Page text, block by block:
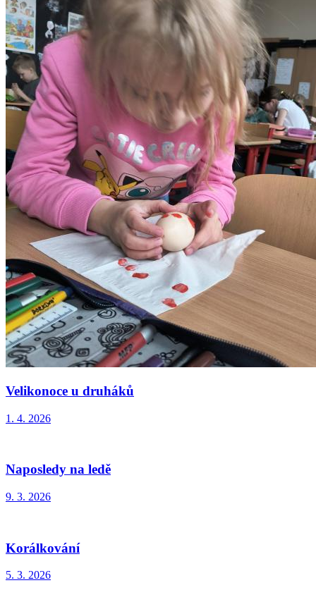
Velikonoce u druháků
1. 4. 2026
Naposledy na ledě
9. 3. 2026
Korálkování
5. 3. 2026